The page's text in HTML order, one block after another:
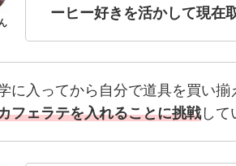
ーヒー好きを活かして現在
に入ってから自分で道具を買い揃
フェラテを入れることに挑戦して